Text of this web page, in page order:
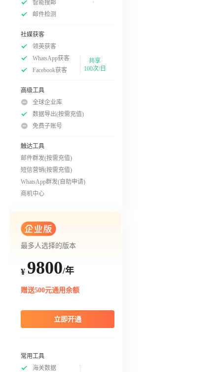
智能搜邮
邮件检测
社媒获客
领英获客
WhatsApp获客
Facebook获客
共享
100次/日
高级工具
全球企业库
数据导出(按需充值)
免费子账号
触达工具
邮件群发(按需充值)
短信营销(按需充值)
WhatsApp群发(自助申请)
商机中心
最多人选择的版本
¥ 9800/年
赠送500元通用余额
立即开通
常用工具
海关数据